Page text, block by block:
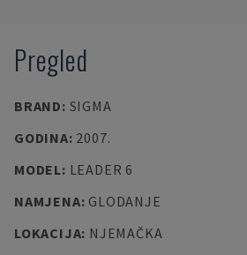
Pregled
BRAND: SIGMA
GODINA: 2007.
MODEL: LEADER 6
NAMJENA: GLODANJE
LOKACIJA: NJEMAČKA